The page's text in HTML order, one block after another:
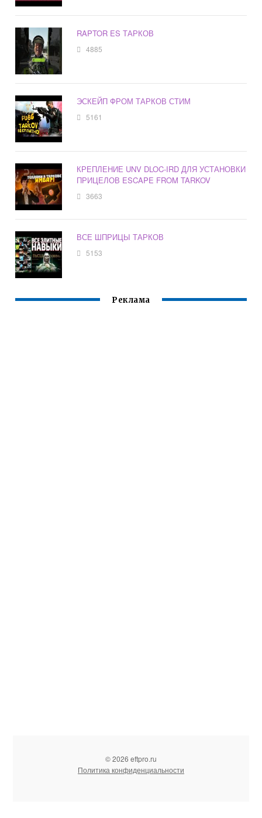
RAPTOR ES ТАРКОВ
4885
ЭСКЕЙП ФРОМ ТАРКОВ СТИМ
5161
КРЕПЛЕНИЕ UNV DLOC-IRD ДЛЯ УСТАНОВКИ
ПРИЦЕЛОВ ESCAPE FROM TARKOV
3663
ВСЕ ШПРИЦЫ ТАРКОВ
5153
Реклама
© 2026 eftpro.ru
Политика конфиденциальности